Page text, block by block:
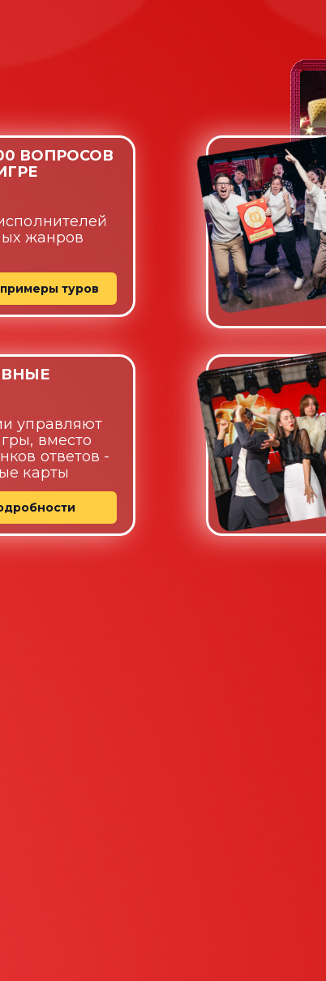
ВОПРОСОВ
жанров
туров
управляют
вместо
ответов -
карты